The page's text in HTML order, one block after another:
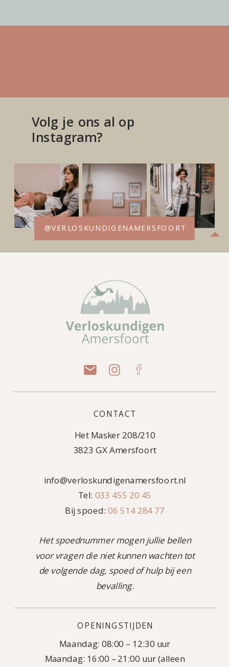
@VERLOSKUNDIGENAMERSFOORT
Volg je ons al op
Instagram?
CONTACT
Het Masker 208/210
3823 GX Amersfoort
info@verloskundigenamersfoort.nl
Tel: 033 455 20 45
Bij spoed:06 514 284 77
Het spoednummer mogen jullie bellen
voor vragen die niet kunnen wachten tot
de volgende dag, spoed of hulp bij een
bevalling.
OPENINGSTIJDEN
Maandag: 08:00 – 12:30 uur
Maandag: 16:00 – 21:00 uur (alleen